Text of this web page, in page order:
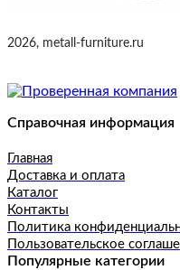
2026, metall-furniture.ru
Справочная информация
Главная
Доставка и оплата
Каталог
Контакты
Политика
Пользовательское
Популярные категории